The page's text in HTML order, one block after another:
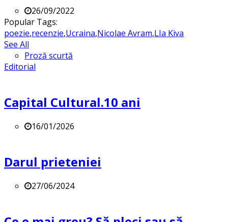
26/09/2022
Popular Tags:
poezie,recenzie,Ucraina,Nicolae Avram,LIa Kiva
See All
Proză scurtă
Editorial
Capital Cultural.10 ani
16/01/2026
Darul prieteniei
27/06/2024